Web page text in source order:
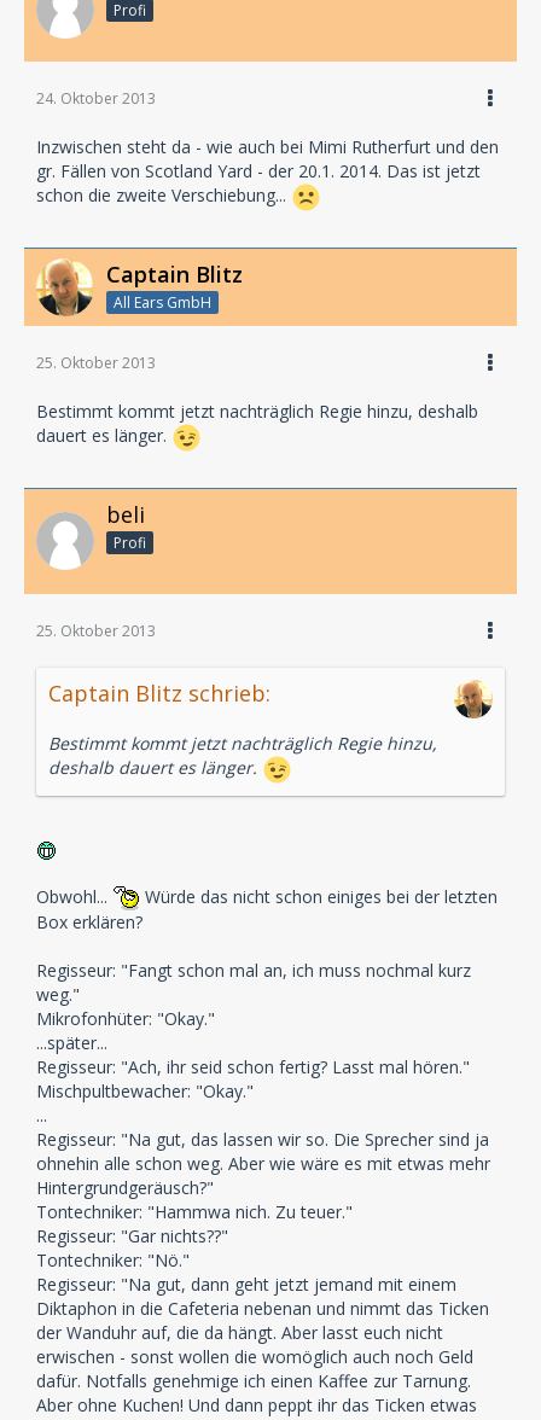
Profi
24. Oktober 2013
Inzwischen steht da - wie auch bei Mimi Rutherfurt und den
gr. Fällen von Scotland Yard - der 20.1. 2014. Das ist jetzt
schon die zweite Verschiebung...
Captain Blitz
All Ears GmbH
25. Oktober 2013
Bestimmt kommt jetzt nachträglich Regie hinzu, deshalb
dauert es länger.
beli
Profi
25. Oktober 2013
Captain Blitz schrieb:
Bestimmt kommt jetzt nachträglich Regie hinzu,
deshalb dauert es länger.
Obwohl...
Würde das nicht schon einiges bei der letzten
Box erklären?
Regisseur: "Fangt schon mal an, ich muss nochmal kurz
weg."
Mikrofonhüter: "Okay."
...später...
Regisseur: "Ach, ihr seid schon fertig? Lasst mal hören."
Mischpultbewacher: "Okay."
...
Regisseur: "Na gut, das lassen wir so. Die Sprecher sind ja
ohnehin alle schon weg. Aber wie wäre es mit etwas mehr
Hintergrundgeräusch?"
Tontechniker: "Hammwa nich. Zu teuer."
Regisseur: "Gar nichts??"
Tontechniker: "Nö."
Regisseur: "Na gut, dann geht jetzt jemand mit einem
Diktaphon in die Cafeteria nebenan und nimmt das Ticken
der Wanduhr auf, die da hängt. Aber lasst euch nicht
erwischen - sonst wollen die womöglich auch noch Geld
dafür. Notfalls genehmige ich einen Kaffee zur Tarnung.
Aber ohne Kuchen! Und dann peppt ihr das Ticken etwas